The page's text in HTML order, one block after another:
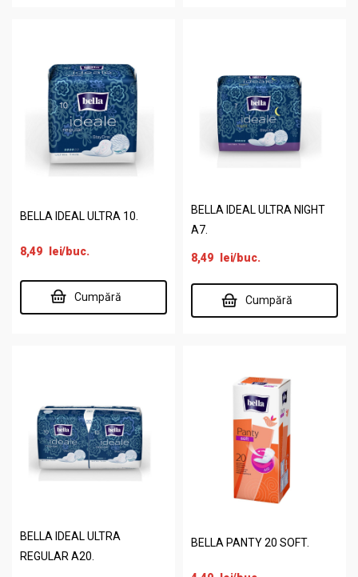
BELLA IDEAL ULTRA 10.
8,49 lei/buc.
Cumpără
BELLA IDEAL ULTRA NIGHT
A7.
8,49 lei/buc.
Cumpără
BELLA IDEAL ULTRA
REGULAR A20.
BELLA PANTY 20 SOFT.